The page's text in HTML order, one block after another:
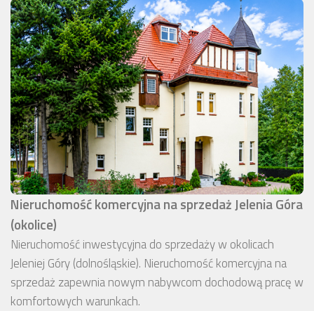
Nieruchomość komercyjna na sprzedaż Jelenia Góra
(okolice)
Nieruchomość inwestycyjna do sprzedaży w okolicach
Jeleniej Góry (dolnośląskie). Nieruchomość komercyjna na
sprzedaż zapewnia nowym nabywcom dochodową pracę w
komfortowych warunkach.